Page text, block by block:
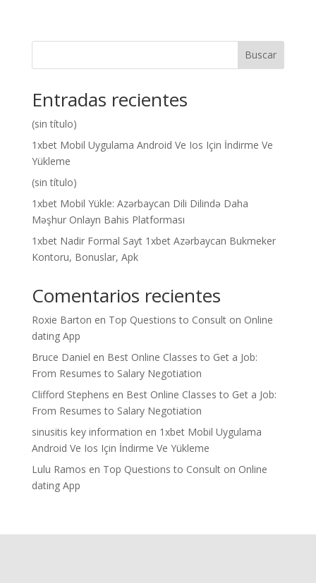
Buscar
Entradas recientes
(sin título)
1xbet Mobil Uygulama Android Ve Ios Için İndirme Ve
Yükleme
(sin título)
1xbet Mobil Yükle: Azərbaycan Dili Dilində Daha
Məşhur Onlayn Bahis Platforması
1xbet Nadir Formal Sayt 1xbet Azərbaycan Bukmeker
Kontoru, Bonuslar, Apk
Comentarios recientes
Roxie Barton en Top Questions to Consult on Online
dating App
Bruce Daniel en Best Online Classes to Get a Job:
From Resumes to Salary Negotiation
Clifford Stephens en Best Online Classes to Get a Job:
From Resumes to Salary Negotiation
sinusitis key information en 1xbet Mobil Uygulama
Android Ve Ios Için İndirme Ve Yükleme
Lulu Ramos en Top Questions to Consult on Online
dating App